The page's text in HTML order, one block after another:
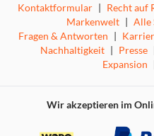
Kontaktformular | Recht auf
Markenwelt | Alle
Fragen & Antworten |
Nachhaltigkeit | Presse
Expansion
Wir akzeptieren im